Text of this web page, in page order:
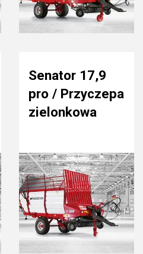
Senator 17,9
pro / Przyczepa
zielonkowa